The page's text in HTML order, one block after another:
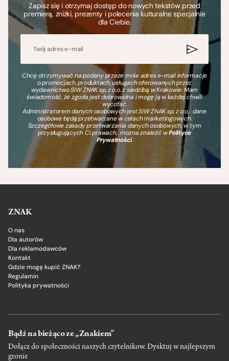
Zapisz się i otrzymaj dostęp do nowych tekstów przed
premierą, zniżki, prezenty i polecenia kulturalne specjalnie
dla Ciebie.
Chcę otrzymywać na podany przeze mnie adres e-mail informacje
o promocjach, produktach, usługach oferowanych przez
wydawnictwo SIW ZNAK sp. z o.o. z siedzibą w Krakowie. Mam
świadomość, że zgoda jest dobrowolna i mogę ją w każdej chwili
wycofać.
Administratorem danych osobowych jest SIW ZNAK sp. z o.o., dane
osobowe będą przetwarzane w celach marketingowych.
Szczegółowe zasady przetwarzania danych osobowych, w tym
przysługujących Ci prawach, można znaleźć wPolityce
Prywatności.
ZNAK
O nas
Dla autorów
Dla reklamodawców
Kontakt
Gdzie mogę kupić ZNAK?
Regulamin
Polityka prywatności
Bądź na bieżąco ze „Znakiem”
Dołącz do społeczności naszych czytelnikow. Dysktuj w najlepszym
gronie